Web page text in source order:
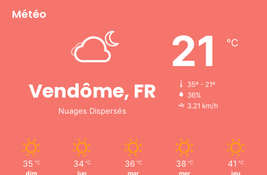
Météo
Vendôme, FR
Nuages Dispersés
21 ℃
35º - 21º
36%
3.21 km/h
35 ℃ 34 ℃ 36 ℃ 38 ℃ 41 ℃